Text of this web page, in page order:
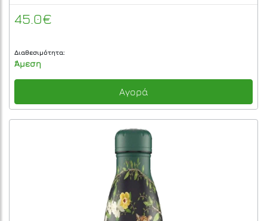
45.0€
Διαθεσιμότητα:
Άμεση
Αγορά